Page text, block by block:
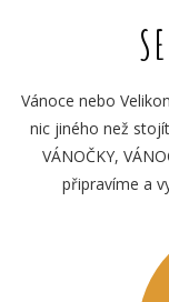
Vánoce nebo
nic jiného než
VÁNOČKY,
připravíme a